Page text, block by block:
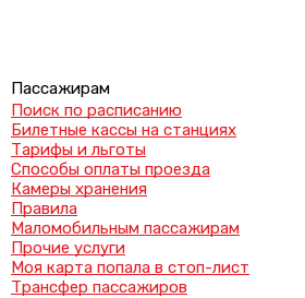
Пассажирам
Поиск по расписанию
Билетные кассы на станциях
Тарифы и льготы
Способы оплаты проезда
Камеры хранения
Правила
Маломобильным пассажирам
Прочие услуги
Моя карта попала в стоп-лист
Трансфер пассажиров